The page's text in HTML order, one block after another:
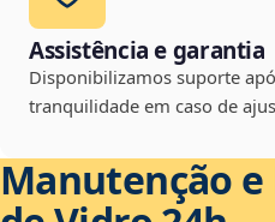
Assistência e garantia
Disponibilizamos suporte
tranquilidade em caso de
Manutenção e